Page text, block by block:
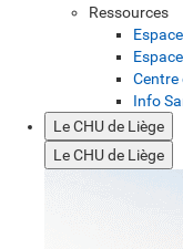
Ressources
Centre
Info
Le CHU de Liège
Le CHU de Liège